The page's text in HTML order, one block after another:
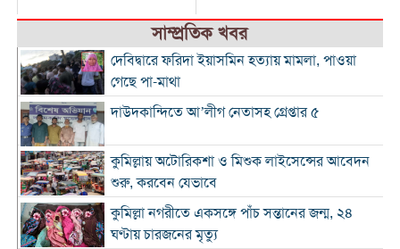
সাম্প্রতিক খবর
দেবিদ্বারে ফরিদা ইয়াসমিন হত্যায় মামলা, পাওয়া
গেছে পা-মাথা
দাউদকান্দিতে আ’লীগ নেতাসহ গ্রেপ্তার ৫
কুমিল্লায় অটোরিকশা ও মিশুক লাইসেন্সের আবেদন
শুরু, করবেন যেভাবে
কুমিল্লা নগরীতে একসঙ্গে পাঁচ সন্তানের জন্ম, ২৪
ঘণ্টায় চারজনের মৃত্যু